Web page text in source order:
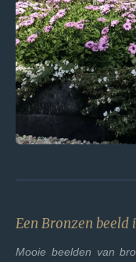
Een Bronzen beeld
Mooie beelden van